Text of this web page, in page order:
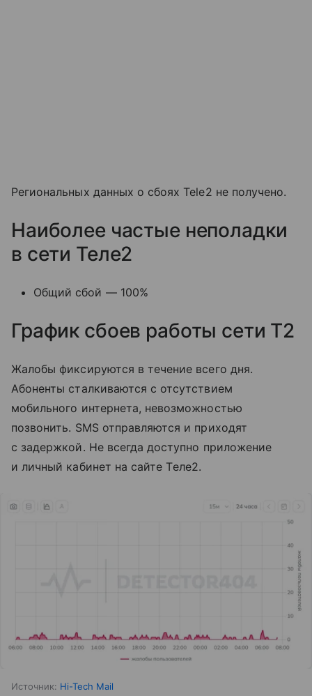
Региональных данных о сбоях Tele2 не получено.
Наиболее частые неполадки
в сети Теле2
Общий сбой — 100%
График сбоев работы сети T2
Жалобы фиксируются в течение всего дня.
Абоненты сталкиваются с отсутствием
мобильного интернета, невозможностью
позвонить. SMS отправляются и приходят
с задержкой. Не всегда доступно приложение
и личный кабинет на сайте Tеле2.
Источник: Hi-Tech Mail